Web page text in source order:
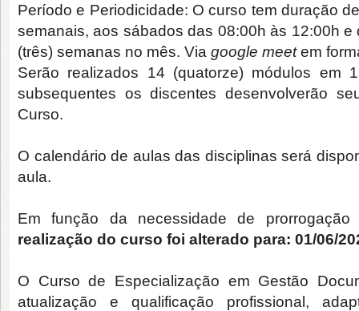
Período e Periodicidade: O curso tem duração
semanais, aos sábados das 08:00h às 12:00h
(três) semanas no mês. Via google meetem
Serão realizados 14 (quatorze) módulos em
subsequentes os discentes desenvolverão
Curso.
O calendário de aulas das disciplinas será
aula.
Em função da necessidade de
realização do curso foi alterado para: 01/06/
O Curso de Especialização em Gestão
atualização e qualificação profissional,